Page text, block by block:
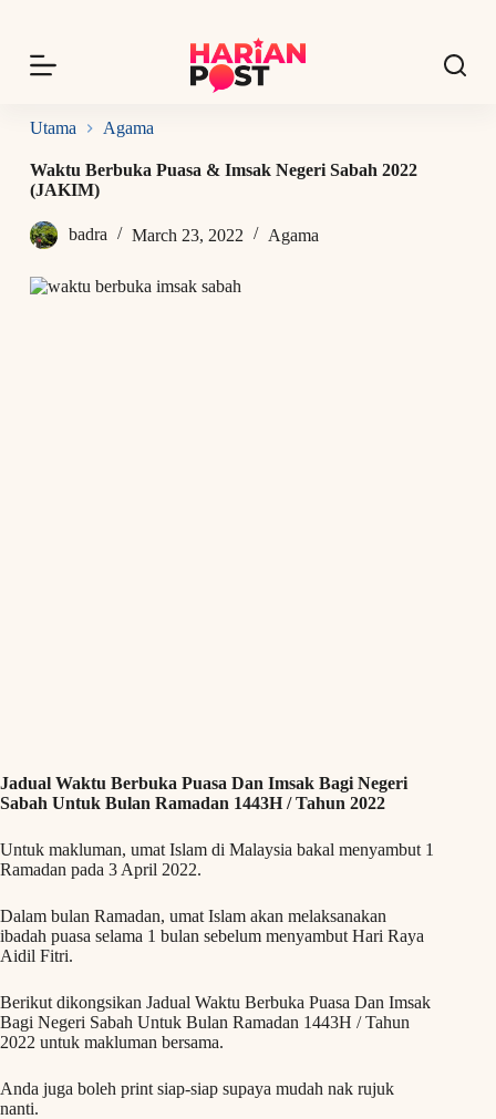
p
o
o
n
Utama Agama
Waktu Berbuka Puasa & Imsak Negeri Sabah 2022
(JAKIM)
badra March 23, 2022 Agama
Jadual Waktu Berbuka Puasa Dan Imsak Bagi Negeri
Sabah Untuk Bulan Ramadan 1443H / Tahun 2022
Untuk makluman, umat Islam di Malaysia bakal menyambut 1
Ramadan pada 3 April 2022.
Dalam bulan Ramadan, umat Islam akan melaksanakan
ibadah puasa selama 1 bulan sebelum menyambut Hari Raya
Aidil Fitri.
Berikut dikongsikan Jadual Waktu Berbuka Puasa Dan Imsak
Bagi Negeri Sabah Untuk Bulan Ramadan 1443H / Tahun
2022 untuk makluman bersama.
Anda juga boleh print siap-siap supaya mudah nak rujuk
nanti.